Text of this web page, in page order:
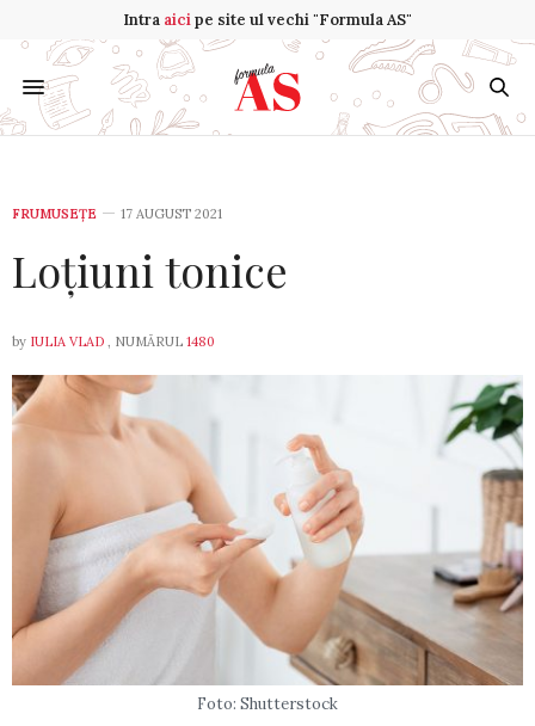
Intra aicipe site ul vechi "Formula AS"
FRUMUSEȚE 17 AUGUST 2021
Loțiuni tonice
by IULIA VLAD , NUMĂRUL 1480
Foto: Shutterstock